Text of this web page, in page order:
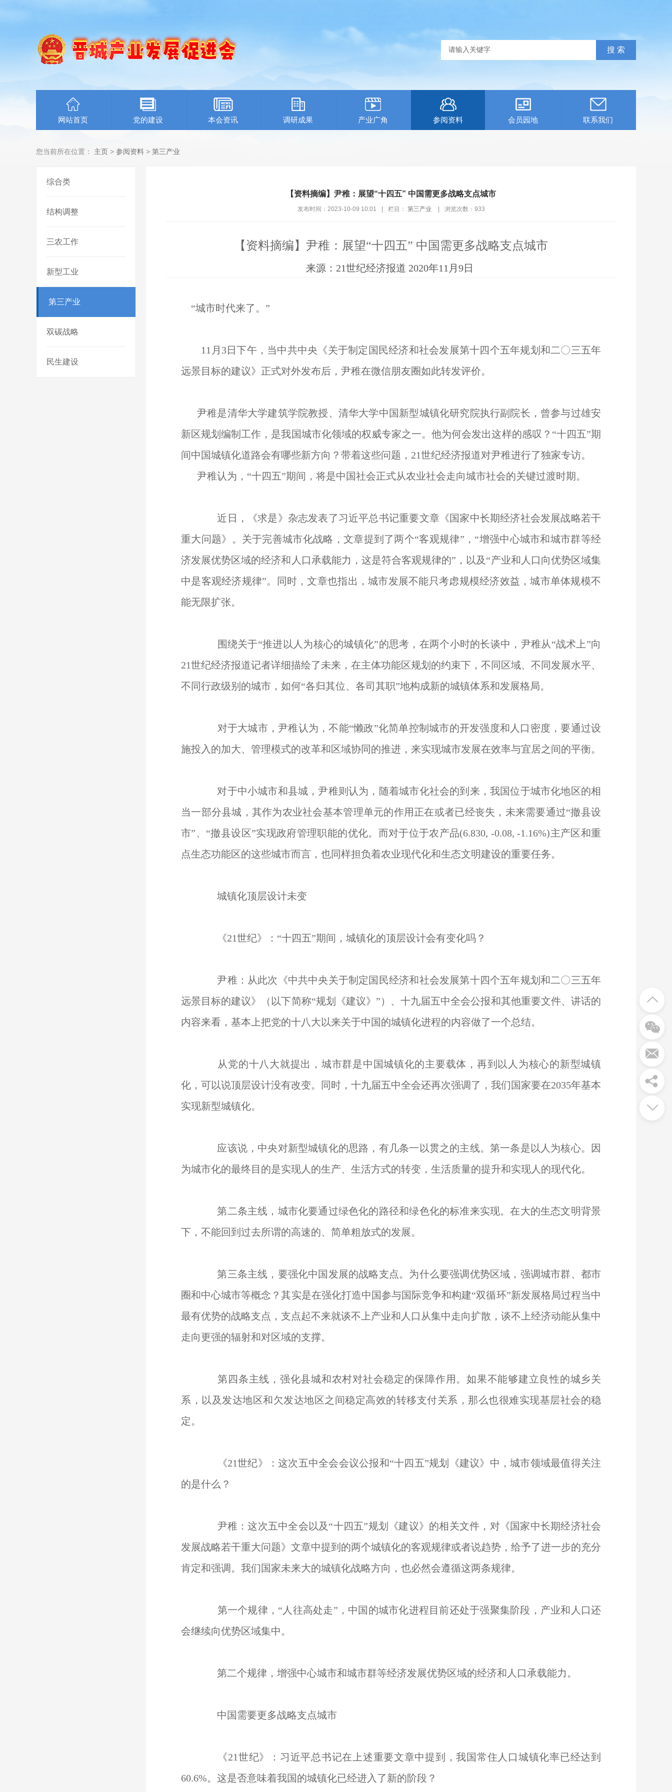
网站首页 党的建设 本会资讯 调研成果 产业广角 参阅资料 会员园地 联系我们
您当前所在位置： 主页 > 参阅资料 > 第三产业
综合类
结构调整
三农工作
新型工业
第三产业
双碳战略
民生建设
【资料摘编】尹稚：展望“十四五” 中国需更多战略支点城市
发布时间：2023-10-09 10:01 栏目： 第三产业 浏览次数： 933
【资料摘编】尹稚：展望“十四五” 中国需更多战略支点城市
来源：21世纪经济报道 2020年11月9日
“城市时代来了。”
11月3日下午，当中共中央《关于制定国民经济和社会发展第十四个五年规划和二〇三五年
远景目标的建议》正式对外发布后，尹稚在微信朋友圈如此转发评价。
尹稚是清华大学建筑学院教授、清华大学中国新型城镇化研究院执行副院长，曾参与过雄安
新区规划编制工作，是我国城市化领域的权威专家之一。他为何会发出这样的感叹？“十四五”期
间中国城镇化道路会有哪些新方向？带着这些问题，21世纪经济报道对尹稚进行了独家专访。
尹稚认为，“十四五”期间，将是中国社会正式从农业社会走向城市社会的关键过渡时期。
近日，《求是》杂志发表了习近平总书记重要文章《国家中长期经济社会发展战略若干
重大问题》。关于完善城市化战略，文章提到了两个“客观规律”，“增强中心城市和城市群等经
济发展优势区域的经济和人口承载能力，这是符合客观规律的”，以及“产业和人口向优势区域集
中是客观经济规律”。同时，文章也指出，城市发展不能只考虑规模经济效益，城市单体规模不
能无限扩张。
围绕关于“推进以人为核心的城镇化”的思考，在两个小时的长谈中，尹稚从“战术上”向
21世纪经济报道记者详细描绘了未来，在主体功能区规划的约束下，不同区域、不同发展水平、
不同行政级别的城市，如何“各归其位、各司其职”地构成新的城镇体系和发展格局。
对于大城市，尹稚认为，不能“懒政”化简单控制城市的开发强度和人口密度，要通过设
施投入的加大、管理模式的改革和区域协同的推进，来实现城市发展在效率与宜居之间的平衡。
对于中小城市和县城，尹稚则认为，随着城市化社会的到来，我国位于城市化地区的相
当一部分县城，其作为农业社会基本管理单元的作用正在或者已经丧失，未来需要通过“撤县设
市”、“撤县设区”实现政府管理职能的优化。而对于位于农产品(6.830, -0.08, -1.16%)主产区和重
点生态功能区的这些城市而言，也同样担负着农业现代化和生态文明建设的重要任务。
城镇化顶层设计未变
《21世纪》：“十四五”期间，城镇化的顶层设计会有变化吗？
尹稚：从此次《中共中央关于制定国民经济和社会发展第十四个五年规划和二〇三五年
远景目标的建议》（以下简称“规划《建议》”）、十九届五中全会公报和其他重要文件、讲话的
内容来看，基本上把党的十八大以来关于中国的城镇化进程的内容做了一个总结。
从党的十八大就提出，城市群是中国城镇化的主要载体，再到以人为核心的新型城镇
化，可以说顶层设计没有改变。同时，十九届五中全会还再次强调了，我们国家要在2035年基本
实现新型城镇化。
应该说，中央对新型城镇化的思路，有几条一以贯之的主线。第一条是以人为核心。因
为城市化的最终目的是实现人的生产、生活方式的转变，生活质量的提升和实现人的现代化。
第二条主线，城市化要通过绿色化的路径和绿色化的标准来实现。在大的生态文明背景
下，不能回到过去所谓的高速的、简单粗放式的发展。
第三条主线，要强化中国发展的战略支点。为什么要强调优势区域，强调城市群、都市
圈和中心城市等概念？其实是在强化打造中国参与国际竞争和构建“双循环”新发展格局过程当中
最有优势的战略支点，支点起不来就谈不上产业和人口从集中走向扩散，谈不上经济动能从集中
走向更强的辐射和对区域的支撑。
第四条主线，强化县城和农村对社会稳定的保障作用。如果不能够建立良性的城乡关
系，以及发达地区和欠发达地区之间稳定高效的转移支付关系，那么也很难实现基层社会的稳
定。
《21世纪》：这次五中全会会议公报和“十四五”规划《建议》中，城市领域最值得关注
的是什么？
尹稚：这次五中全会以及“十四五”规划《建议》的相关文件，对《国家中长期经济社会
发展战略若干重大问题》文章中提到的两个城镇化的客观规律或者说趋势，给予了进一步的充分
肯定和强调。我们国家未来大的城镇化战略方向，也必然会遵循这两条规律。
第一个规律，“人往高处走”，中国的城市化进程目前还处于强聚集阶段，产业和人口还
会继续向优势区域集中。
第二个规律，增强中心城市和城市群等经济发展优势区域的经济和人口承载能力。
中国需要更多战略支点城市
《21世纪》：习近平总书记在上述重要文章中提到，我国常住人口城镇化率已经达到
60.6%。这是否意味着我国的城镇化已经进入了新的阶段？